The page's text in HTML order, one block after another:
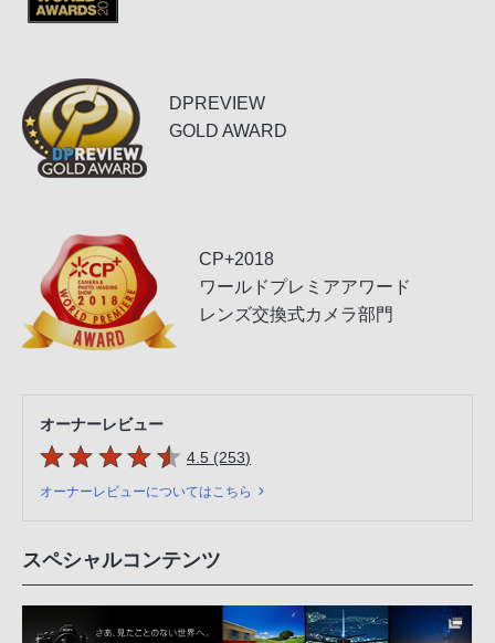
DPREVIEW
GOLD AWARD
CP+2018
ワールドプレミアアワード
レンズ交換式カメラ部門
オーナーレビュー
5つの星のうち
4.5 (253件のレビュー
)
オーナーレビューについてはこちら
スペシャルコンテンツ